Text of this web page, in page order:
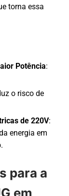
torna essa
Potência:
o risco de
de 220V:
energia em
para a
em